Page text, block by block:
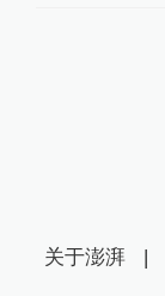
关于澎湃 |